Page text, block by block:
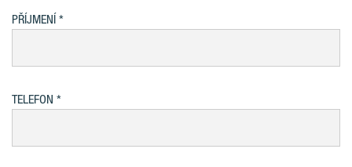
PŘÍJMENÍ
TELEFON